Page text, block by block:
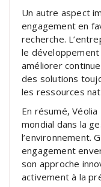
Un autre aspect
engagement en
recherche.
le
améliorer
des solutions
les ressources
En résumé,
mondial dans la
l’environnement.
engagement
son approche
activement à la